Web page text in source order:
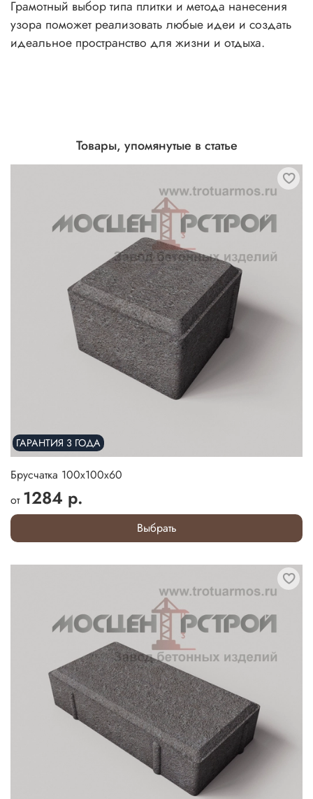
Грамотный выбор типа плитки и метода нанесения
узора поможет реализовать любые идеи и создать
идеальное пространство для жизни и отдыха.
Товары, упомянутые в статье
ГАРАНТИЯ 3 ГОДА
Брусчатка 100х100х60
от 1284 р.
Выбрать